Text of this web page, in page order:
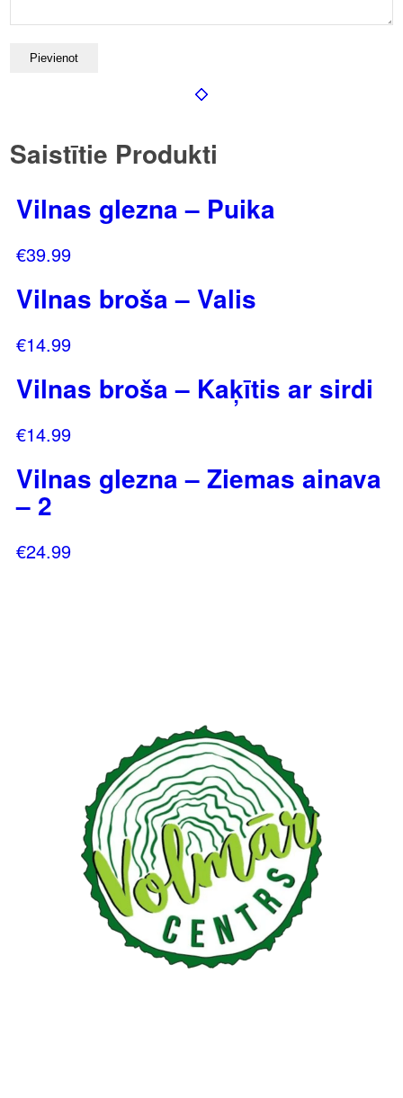
Saistītie Produkti
Vilnas glezna – Puika
€39.99
Vilnas broša – Valis
€14.99
Vilnas broša – Kaķītis ar sirdi
€14.99
Vilnas glezna – Ziemas ainava
– 2
€24.99